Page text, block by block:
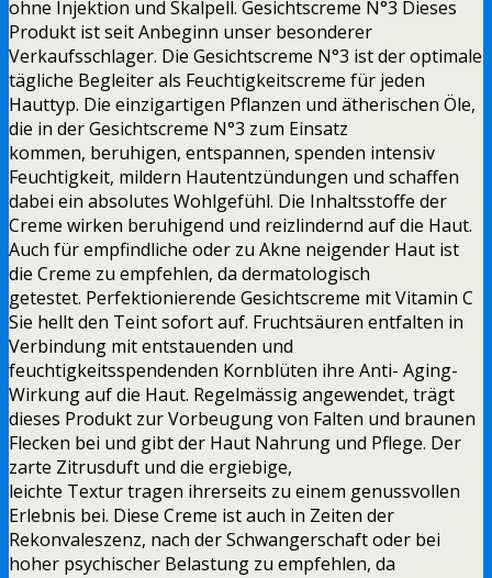
ohne Injektion und Skalpell. Gesichtscreme N°3 Dieses
Produkt ist seit Anbeginn unser besonderer
Verkaufsschlager. Die Gesichtscreme N°3 ist der optimale
tägliche Begleiter als Feuchtigkeitscreme für jeden
Hauttyp. Die einzigartigen Pflanzen und ätherischen Öle,
die in der Gesichtscreme N°3 zum Einsatz
kommen, beruhigen, entspannen, spenden intensiv
Feuchtigkeit, mildern Hautentzündungen und schaffen
dabei ein absolutes Wohlgefühl. Die Inhaltsstoffe der
Creme wirken beruhigend und reizlindernd auf die Haut.
Auch für empfindliche oder zu Akne neigender Haut ist
die Creme zu empfehlen, da dermatologisch
getestet. Perfektionierende Gesichtscreme mit Vitamin C
Sie hellt den Teint sofort auf. Fruchtsäuren entfalten in
Verbindung mit entstauenden und
feuchtigkeitsspendenden Kornblüten ihre Anti- Aging-
Wirkung auf die Haut. Regelmässig angewendet, trägt
dieses Produkt zur Vorbeugung von Falten und braunen
Flecken bei und gibt der Haut Nahrung und Pflege. Der
zarte Zitrusduft und die ergiebige,
leichte Textur tragen ihrerseits zu einem genussvollen
Erlebnis bei. Diese Creme ist auch in Zeiten der
Rekonvaleszenz, nach der Schwangerschaft oder bei
hoher psychischer Belastung zu empfehlen, da